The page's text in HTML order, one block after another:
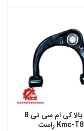
طبق بالا کی ام سی تی 8
Kmc-T8 راست